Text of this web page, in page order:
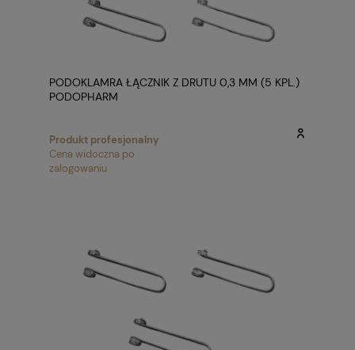
PODOKLAMRA ŁĄCZNIK Z DRUTU 0,3 MM (5 KPL.)
PODOPHARM
Produkt profesjonalny
Cena widoczna po
zalogowaniu